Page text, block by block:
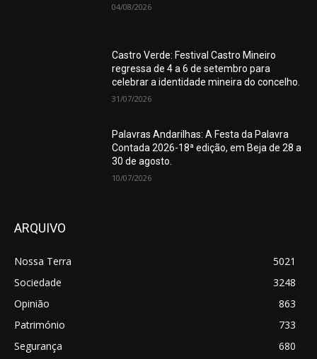
04/08/2026
Castro Verde: Festival Castro Mineiro
regressa de 4 a 6 de setembro para
celebrar a identidade mineira do concelho.
31/07/2026
Palavras Andarilhas: A Festa da Palavra
Contada 2026-18ª edição, em Beja de 28 a
30 de agosto.
10/07/2026
ARQUIVO
Nossa Terra
5021
Sociedade
3248
Opinião
863
Património
733
Segurança
680